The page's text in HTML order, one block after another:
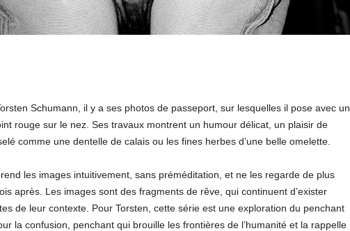
Schumann, il y a ses photos de passeport, sur lesquelles il pose avec un
rouge sur le nez. Ses travaux montrent un humour délicat, un plaisir de
comme une dentelle de calais ou les fines herbes d’une belle omelette.
les images intuitivement, sans préméditation, et ne les regarde de plus
après. Les images sont des fragments de rêve, qui continuent d’exister
de leur contexte. Pour Torsten, cette série est une exploration du penchant
la confusion, penchant qui brouille les frontières de l’humanité et la rappelle